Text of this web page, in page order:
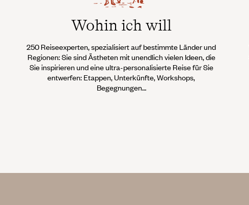
Wohin ich will
250 Reiseexperten, spezialisiert auf bestimmte Länder und
Regionen: Sie sind Ästheten mit unendlich vielen Ideen, die
Sie inspirieren und eine ultra-personalisierte Reise für Sie
entwerfen: Etappen, Unterkünfte, Workshops,
Begegnungen…